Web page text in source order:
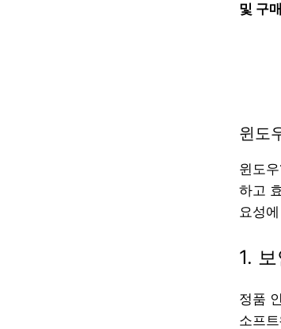
및 구
윈도
윈도
하고
요성
1.
정품
소프